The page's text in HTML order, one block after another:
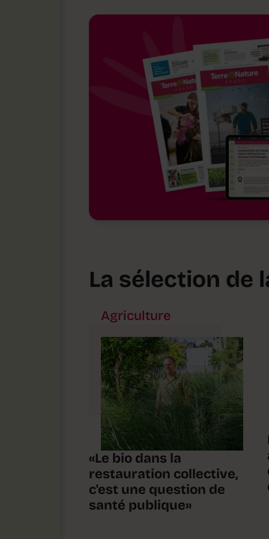
La sélection de
Agriculture
«Le bio dans la
restauration collective,
c'est une question de
santé publique»